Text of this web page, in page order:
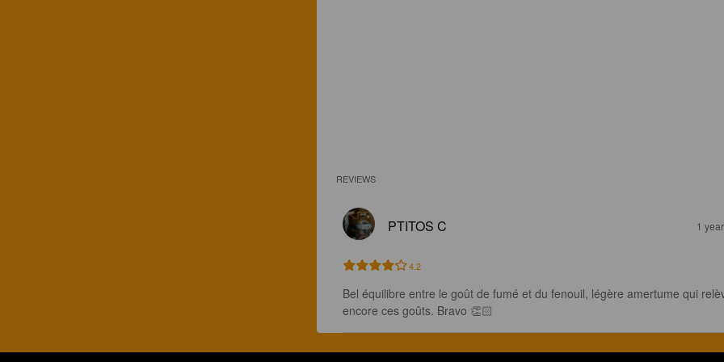
REVIEWS
PTITOS C 1
4.2
Bel équilibre entre le goût de fumé et du fenouil, légère amertume qui
encore ces goûts. Bravo 👏🏻